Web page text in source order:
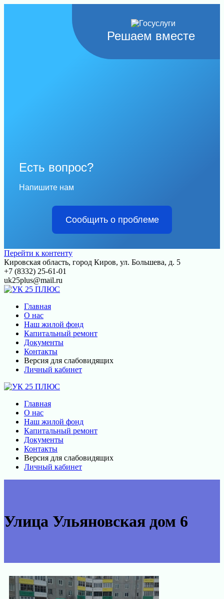
Решаем вместе
Есть вопрос?
Напишите нам
Сообщить о проблеме
Перейти к контенту
Кировская область, город Киров, ул. Большева, д. 5
+7 (8332) 25-61-01
uk25plus@mail.ru
Главная
О нас
Наш жилой фонд
Капитальный ремонт
Документы
Контакты
Версия для слабовидящих
Личный кабинет
Главная
О нас
Наш жилой фонд
Капитальный ремонт
Документы
Контакты
Версия для слабовидящих
Личный кабинет
Улица Ульяновская дом 6